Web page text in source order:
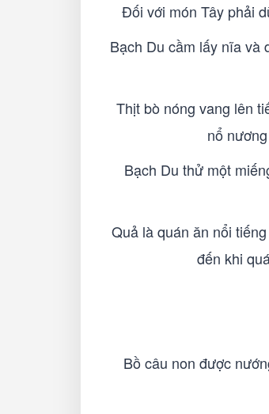
Đối với món Tây phải
Bạch Du cầm lấy nĩa và
Thịt bò nóng vang lên
nổ
Bạch Du thử một
Quả là quán ăn nổi
đến khi
Bồ câu non được